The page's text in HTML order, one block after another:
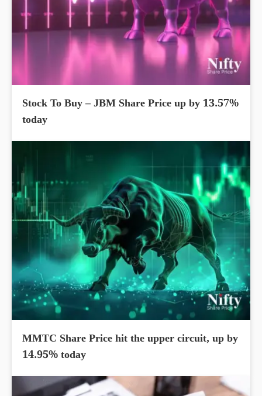
Stock To Buy – JBM Share Price up by 13.57%
today
MMTC Share Price hit the upper circuit, up by
14.95% today